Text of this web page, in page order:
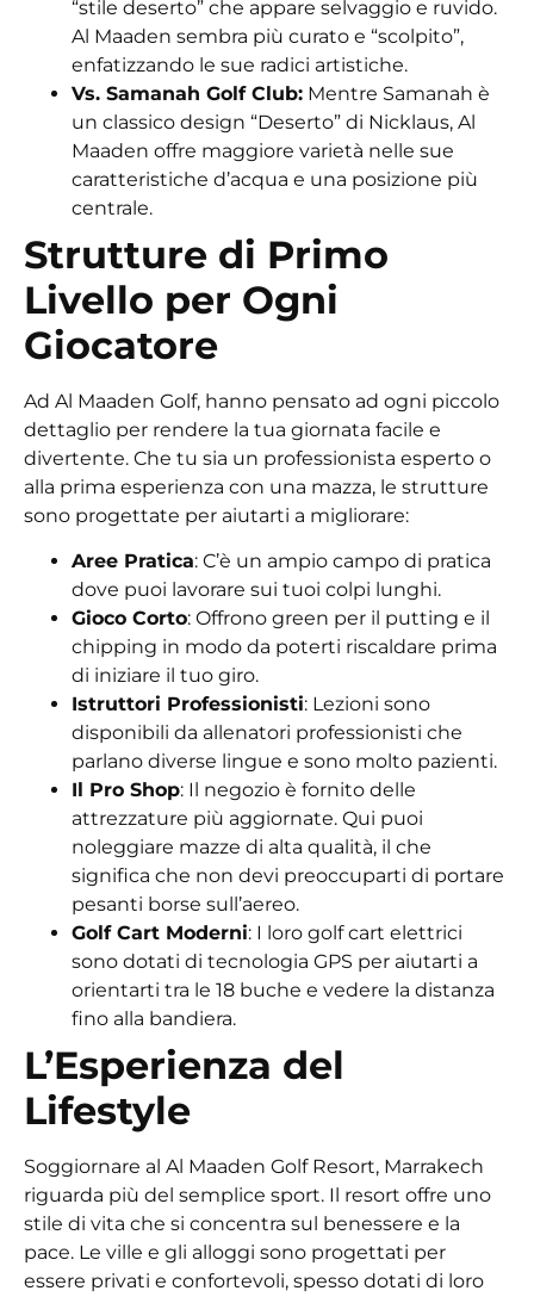
“stile deserto” che appare selvaggio e ruvido.
Al Maaden sembra più curato e “scolpito”,
enfatizzando le sue radici artistiche.
Vs. Samanah Golf Club: Mentre Samanah è
un classico design “Deserto” di Nicklaus, Al
Maaden offre maggiore varietà nelle sue
caratteristiche d’acqua e una posizione più
centrale.
Strutture di Primo
Livello per Ogni
Giocatore
Ad Al Maaden Golf, hanno pensato ad ogni piccolo
dettaglio per rendere la tua giornata facile e
divertente. Che tu sia un professionista esperto o
alla prima esperienza con una mazza, le strutture
sono progettate per aiutarti a migliorare:
Aree Pratica: C’è un ampio campo di pratica
dove puoi lavorare sui tuoi colpi lunghi.
Gioco Corto: Offrono green per il putting e il
chipping in modo da poterti riscaldare prima
di iniziare il tuo giro.
Istruttori Professionisti: Lezioni sono
disponibili da allenatori professionisti che
parlano diverse lingue e sono molto pazienti.
Il Pro Shop: Il negozio è fornito delle
attrezzature più aggiornate. Qui puoi
noleggiare mazze di alta qualità, il che
significa che non devi preoccuparti di portare
pesanti borse sull’aereo.
Golf Cart Moderni: I loro golf cart elettrici
sono dotati di tecnologia GPS per aiutarti a
orientarti tra le 18 buche e vedere la distanza
fino alla bandiera.
L’Esperienza del
Lifestyle
Soggiornare al Al Maaden Golf Resort, Marrakech
riguarda più del semplice sport. Il resort offre uno
stile di vita che si concentra sul benessere e la
pace. Le ville e gli alloggi sono progettati per
essere privati e confortevoli, spesso dotati di loro